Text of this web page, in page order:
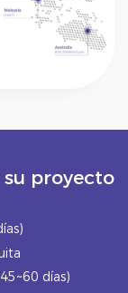
proyecto
días)